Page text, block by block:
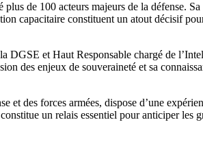
de 100 acteurs majeurs de la défense.
capacitaire constituent un atout décisif
DGSE et Haut Responsable chargé de
des enjeux de souveraineté et sa
et des forces armées, dispose d’une
un relais essentiel pour anticiper les